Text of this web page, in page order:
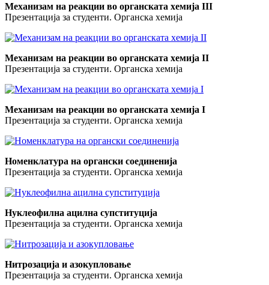
Механизам на реакции во органската хемија III
Презентација за студенти. Органска хемија
Механизам на реакции во органската хемија II
Презентација за студенти. Органска хемија
Механизам на реакции во органската хемија I
Презентација за студенти. Органска хемија
Номенклатура на органски соединенија
Презентација за студенти. Органска хемија
Нуклеофилна ацилна супституција
Презентација за студенти. Органска хемија
Нитрозација и азокупловање
Презентација за студенти. Органска хемија